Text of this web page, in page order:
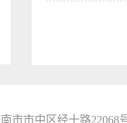
市市中区经十路